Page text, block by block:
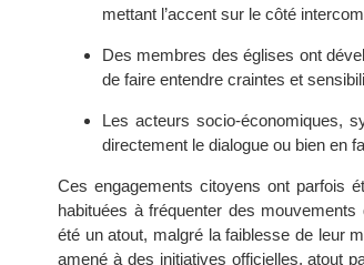
mettant l’accent sur le côté
Des membres des églises ont
de faire entendre craintes et
Les acteurs socio-économiques,
directement le dialogue ou bien en
Ces engagements citoyens ont parfois
habituées à fréquenter des
été un atout, malgré la faiblesse de leur
amené à des initiatives officielles, atout